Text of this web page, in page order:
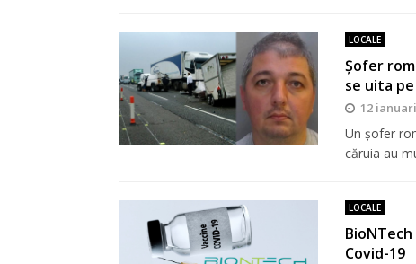
LOCALE
Șofer
se uita
12
Un şofer
căruia au
LOCALE
Covid-19